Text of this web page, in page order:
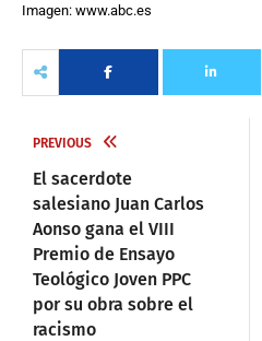
Imagen: www.abc.es
PREVIOUS
El sacerdote
salesiano Juan Carlos
Aonso gana el VIII
Premio de Ensayo
Teológico Joven PPC
por su obra sobre el
racismo